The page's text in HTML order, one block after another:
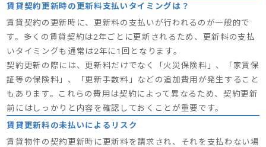
賃貸契約更新時の更新料支払いタイミングは？
賃貸契約の更新時に、更新料の支払いが行われるのが一般的で
す。多くの賃貸契約は2年ごとに更新されるため、更新料の支払
いタイミングも通常は2年に1回となります。
契約更新の際には、更新料だけでなく「火災保険料」、「家賃保
証等の保険料」、「更新手数料」などの追加費用が発生すること
もあります。これらの費用は契約によって異なるため、契約更新
前にはしっかりと内容を確認しておくことが重要です。
賃貸更新料の未払いによるリスク
賃貸物件の契約更新時に更新料を請求され、それを支払わない場